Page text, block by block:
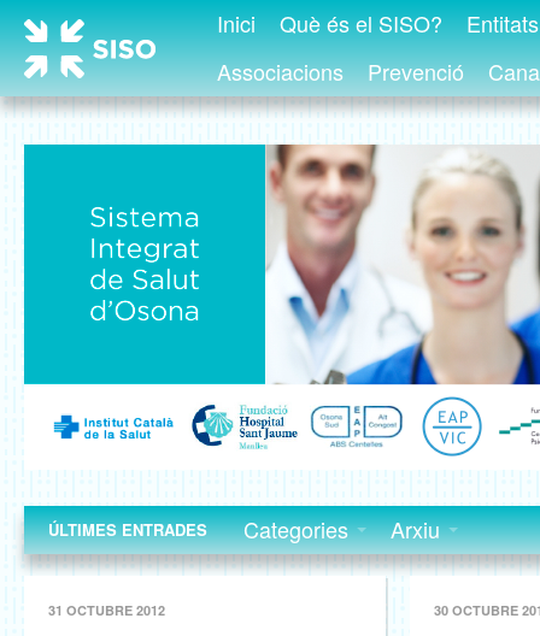
Inici Què és el SISO?
Associacions
Prevenció
ÚLTIMES ENTRADES Categories Arxiu
31 OCTUBRE 2012 30 OCTUBRE